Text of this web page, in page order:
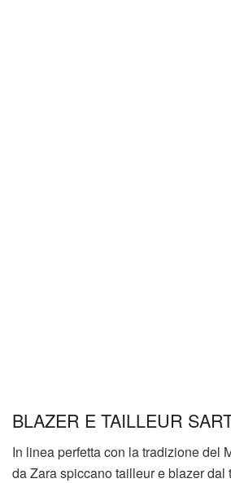
BLAZER E TAILLEUR
In linea perfetta con la tradizione del
da Zara spiccano tailleur e blazer dal